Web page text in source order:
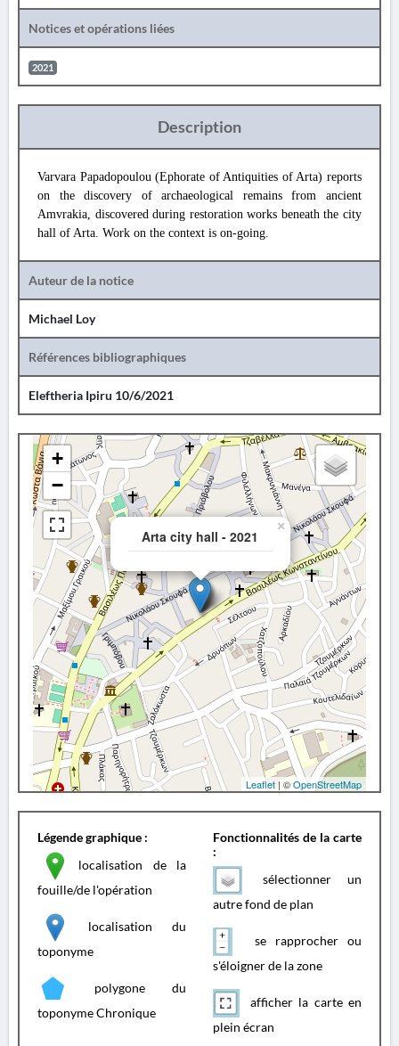
Notices et opérations liées
2021
Description
Varvara Papadopoulou (Ephorate of Antiquities of Arta) reports
on the discovery of archaeological remains from ancient
Amvrakia, discovered during restoration works beneath the city
hall of Arta. Work on the context is on-going.
Auteur de la notice
Michael Loy
Références bibliographiques
Eleftheria Ipiru 10/6/2021
Arta city hall - 2021
×
+
−
Leaflet | ©OpenStreetMap
Légende graphique :
localisation de la
fouille/de l'opération
localisation du
toponyme
polygone du
toponyme Chronique
Fonctionnalités de la carte
:
sélectionner un
autre fond de plan
se rapprocher ou
s'éloigner de la zone
afficher la carte en
plein écran